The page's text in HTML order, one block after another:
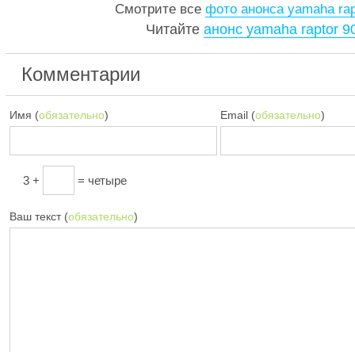
Смотрите все фото анонса yamaha
Читайте анонс yamaha raptor
Комментарии
Имя (обязательно) Email (обязательно)
3 + = четыре
Ваш текст (обязательно)